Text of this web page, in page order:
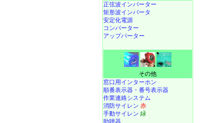
正弦波インバーター
矩形波インバータ
安定化電源
コンバーター
アップバーター
その他
窓口用インターホン
順番表示器・番号表示器
作業連絡システム
消防サイレン 赤
手動サイレン 緑
助聴器